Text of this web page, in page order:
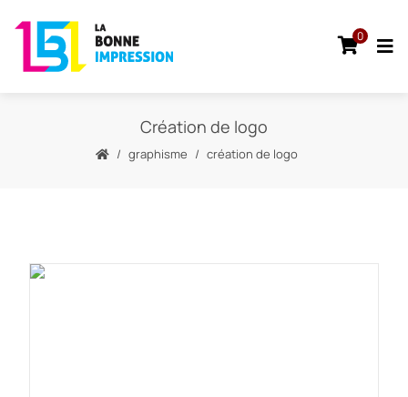
0
Création de logo
graphisme création de logo